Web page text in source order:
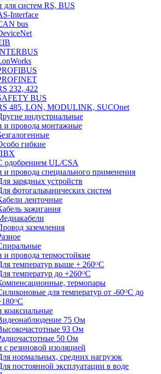
для систем RS, BUS
Interface
bus
232, 422
BUS
485, LON, MODULINK, SUCOnet
индустриальные
и провода монтажные
гибкие
одобрением UL/CSA
и провода специального применения
зарядных устройств
фотогальванических систем
ленточные
зажигания
заземления
и провода термостойкие
температур выше + 260ᴼС
температур до +260ᴼС
термопары
для температур от -60ᴼC до
коаксиальные
75 Ом
93 Ом
50 Ом
с резиновой изоляцией
нормальных, средних нагрузок
постоянной эксплуатации в воде